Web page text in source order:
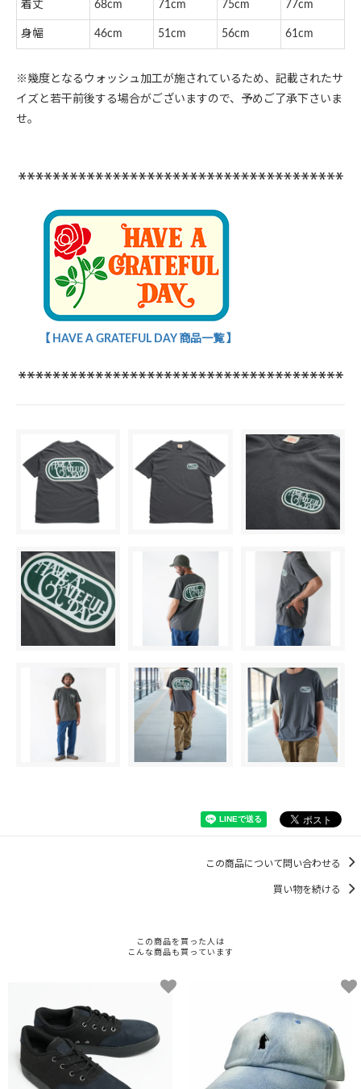
着丈 68cm 71cm 75cm 77cm
身幅 46cm 51cm 56cm 61cm
※幾度となるウォッシュ加工が施されているため、記載されたサ
イズと若干前後する場合がございますので、予めご了承下さいま
せ。
【 HAVE A GRATEFUL DAY 商品一覧 】
この商品について問い合わせる
買い物を続ける
この商品を買った人は
こんな商品も買っています